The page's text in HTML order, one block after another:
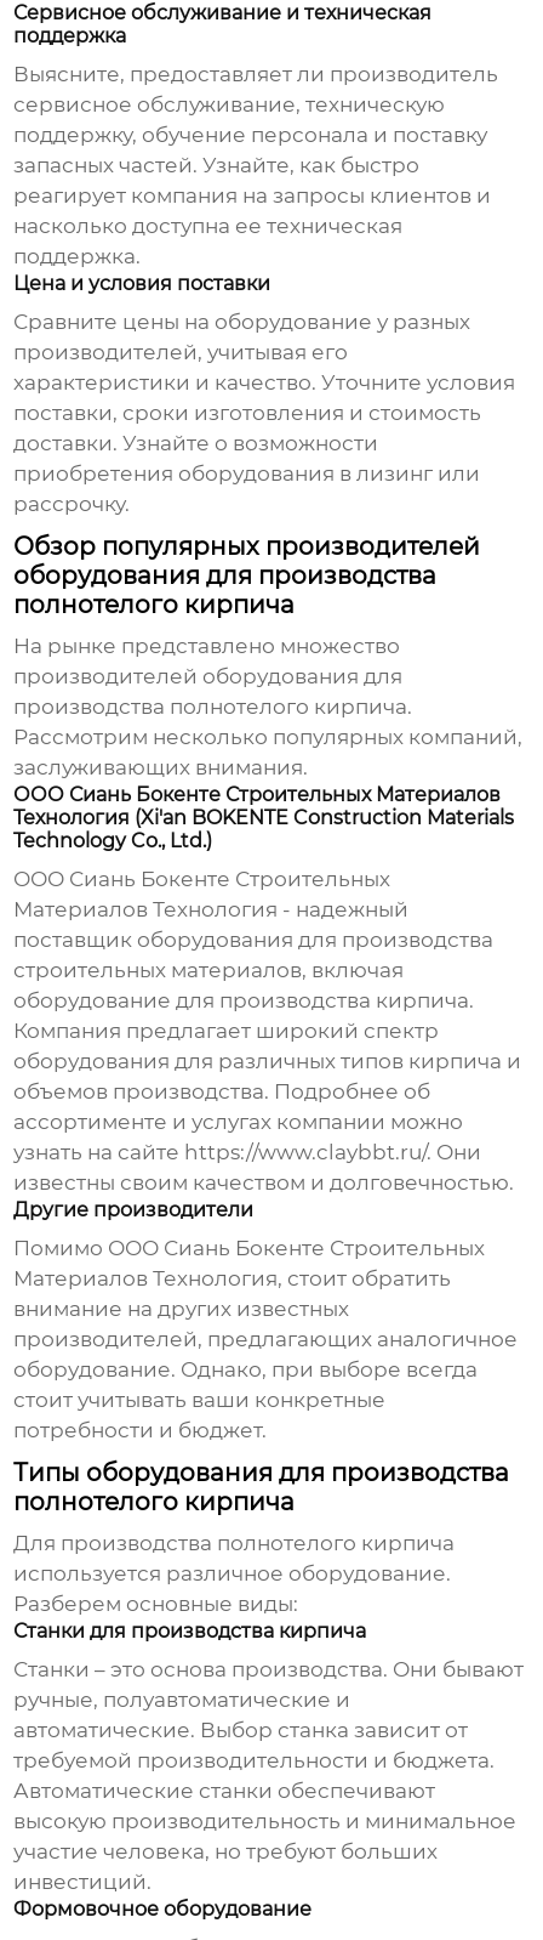
Сервисное обслуживание и техническая
поддержка
Выясните, предоставляет ли производитель
сервисное обслуживание, техническую
поддержку, обучение персонала и поставку
запасных частей. Узнайте, как быстро
реагирует компания на запросы клиентов и
насколько доступна ее техническая
поддержка.
Цена и условия поставки
Сравните цены на оборудование у разных
производителей, учитывая его
характеристики и качество. Уточните условия
поставки, сроки изготовления и стоимость
доставки. Узнайте о возможности
приобретения оборудования в лизинг или
рассрочку.
Обзор популярных производителей
оборудования для производства
полнотелого кирпича
На рынке представлено множество
производителей оборудования для
производства полнотелого кирпича.
Рассмотрим несколько популярных компаний,
заслуживающих внимания.
ООО Сиань Бокенте Строительных Материалов
Технология (Xi'an BOKENTE Construction Materials
Technology Co., Ltd.)
ООО Сиань Бокенте Строительных
Материалов Технология - надежный
поставщик оборудования для производства
строительных материалов, включая
оборудование для производства кирпича.
Компания предлагает широкий спектр
оборудования для различных типов кирпича и
объемов производства. Подробнее об
ассортименте и услугах компании можно
узнать на сайте https://www.claybbt.ru/. Они
известны своим качеством и долговечностью.
Другие производители
Помимо ООО Сиань Бокенте Строительных
Материалов Технология, стоит обратить
внимание на других известных
производителей, предлагающих аналогичное
оборудование. Однако, при выборе всегда
стоит учитывать ваши конкретные
потребности и бюджет.
Типы оборудования для производства
полнотелого кирпича
Для производства полнотелого кирпича
используется различное оборудование.
Разберем основные виды:
Станки для производства кирпича
Станки – это основа производства. Они бывают
ручные, полуавтоматические и
автоматические. Выбор станка зависит от
требуемой производительности и бюджета.
Автоматические станки обеспечивают
высокую производительность и минимальное
участие человека, но требуют больших
инвестиций.
Формовочное оборудование